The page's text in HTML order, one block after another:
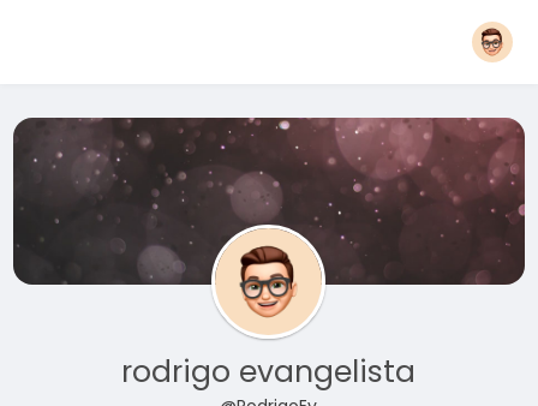
rodrigo evangelista